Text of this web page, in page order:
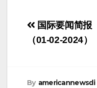
Post
navigation
国际要闻简报
（01-02-2024）
By americannewsdi